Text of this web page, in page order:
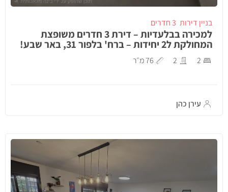
בניין דירות 3 חדרים
למכירה בבלעדיות – דירת 3 חדרים משופצת
המחולקת ל2 יחידות – ברח' בלפור 31, באר שבע!
2
2 76 מ״ר
עירן כהן